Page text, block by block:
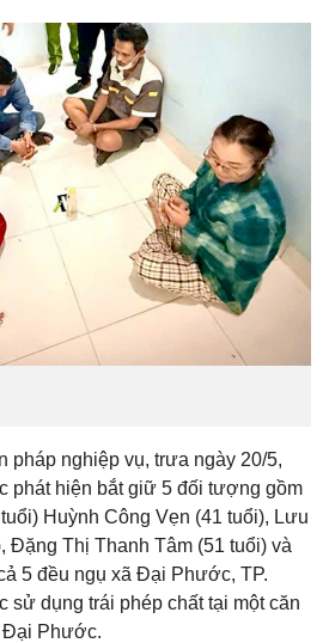
pháp nghiệp vụ, trưa ngày 20/5,
phát hiện bắt giữ 5 đối tượng gồm
Huỳnh Công Vẹn (41 tuổi), Lưu
Đặng Thị Thanh Tâm (51 tuổi) và
5 đều ngụ xã Đại Phước, TP.
sử dụng trái phép chất tại một căn
Đại Phước.